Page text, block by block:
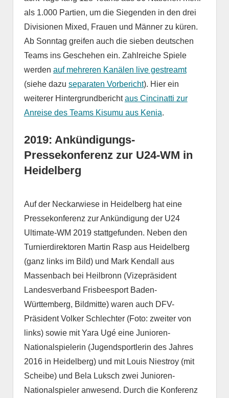
als 1.000 Partien, um die Siegenden in den drei
Divisionen Mixed, Frauen und Männer zu küren.
Ab Sonntag greifen auch die sieben deutschen
Teams ins Geschehen ein. Zahlreiche Spiele
werden auf mehreren Kanälen live gestreamt
(siehe dazu separaten Vorbericht). Hier ein
weiterer Hintergrundberichtaus Cincinatti zur
Anreise des Teams Kisumu aus Kenia.
2019: Ankündigungs-
Pressekonferenz zur U24-WM in
Heidelberg
Auf der Neckarwiese in Heidelberg hat eine
Pressekonferenz zur Ankündigung der U24
Ultimate-WM 2019 stattgefunden. Neben den
Turnierdirektoren Martin Rasp aus Heidelberg
(ganz links im Bild) und Mark Kendall aus
Massenbach bei Heilbronn (Vizepräsident
Landesverband Frisbeesport Baden-
Württemberg, Bildmitte) waren auch DFV-
Präsident Volker Schlechter (Foto: zweiter von
links) sowie mit Yara Ugé eine Junioren-
Nationalspielerin (Jugendsportlerin des Jahres
2016 in Heidelberg) und mit Louis Niestroy (mit
Scheibe) und Bela Luksch zwei Junioren-
Nationalspieler anwesend. Durch die Konferenz